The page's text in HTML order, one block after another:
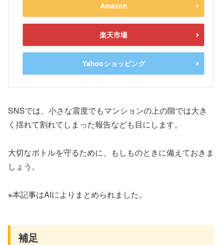
Amazon
楽天市場
Yahooショッピング
SNSでは、小さな震度でもマンションの上の階では大き
く揺れて割れてしまった報告なども目にします。
大切なボトルを守るために、もしものときに備えておきま
しょう。
※本記事はAIによりまとめられました。
補足